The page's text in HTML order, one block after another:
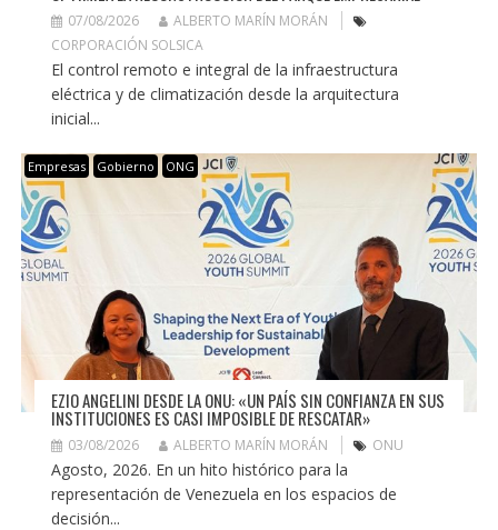
07/08/2026
ALBERTO MARÍN MORÁN
CORPORACIÓN SOLSICA
El control remoto e integral de la infraestructura
eléctrica y de climatización desde la arquitectura
inicial...
Empresas Gobierno ONG
EZIO ANGELINI DESDE LA ONU: «UN PAÍS SIN CONFIANZA EN SUS
INSTITUCIONES ES CASI IMPOSIBLE DE RESCATAR»
03/08/2026 ALBERTO MARÍN MORÁN ONU
Agosto, 2026. En un hito histórico para la
representación de Venezuela en los espacios de
decisión...